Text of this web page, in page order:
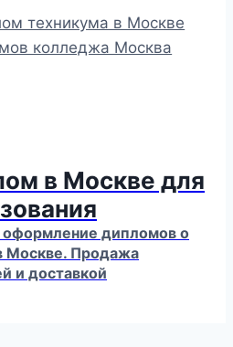
техникума в Москве
колледжа Москва
в Москве для
оформление дипломов о
Москве. Продажа
и доставкой